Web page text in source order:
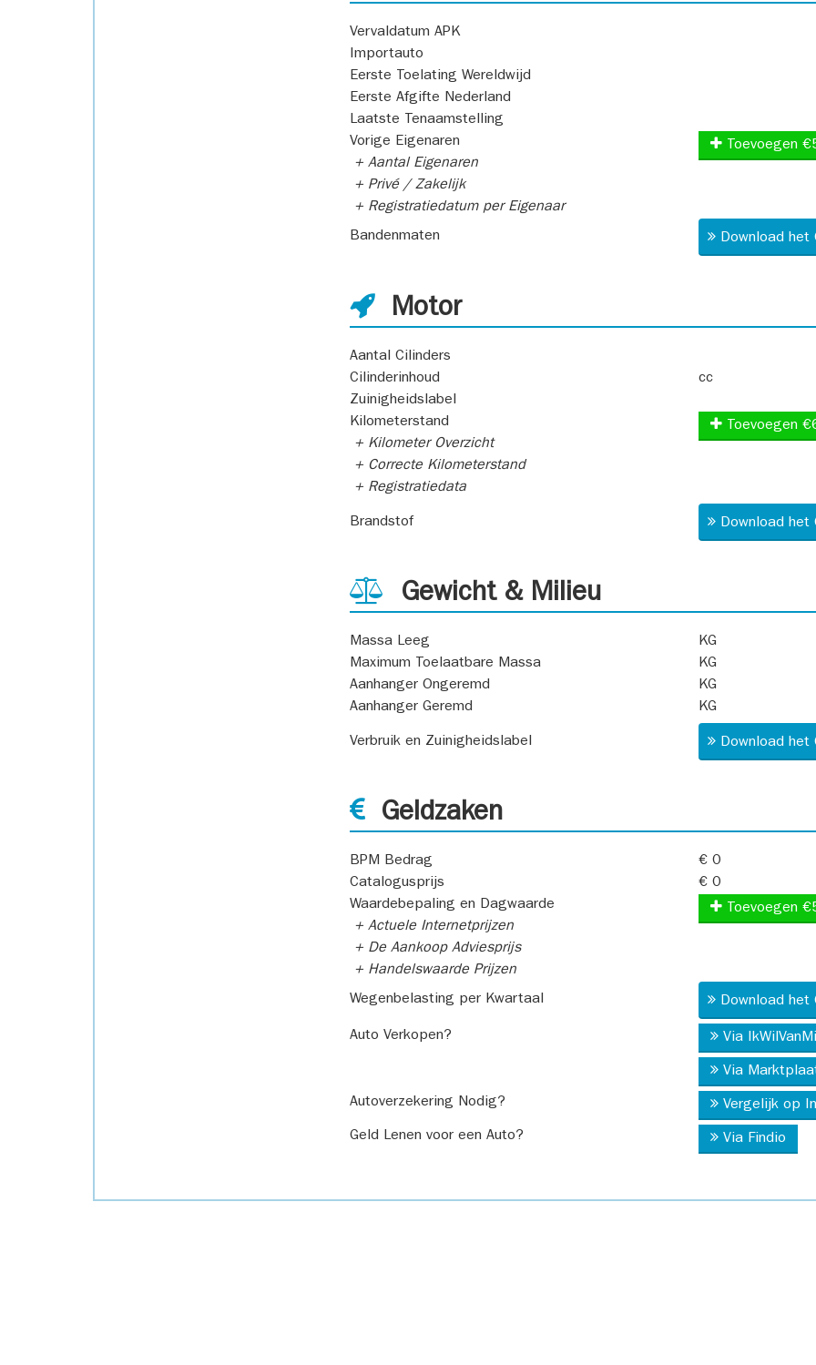
Vervaldatum APK
Importauto
Eerste Toelating Wereldwijd
Eerste Afgifte Nederland
Laatste Tenaamstelling
Vorige Eigenaren
+ Aantal Eigenaren
+ Privé / Zakelijk
+ Registratiedatum per Eigenaar
Toevoegen
Bandenmaten Download
Motor
Aantal Cilinders
Cilinderinhoud
cc
Zuinigheidslabel
Kilometerstand
+ Kilometer Overzicht
+ Correcte Kilometerstand
+ Registratiedata
Toevoegen
Brandstof Download
Gewicht & Milieu
Massa Leeg
KG
Maximum Toelaatbare Massa
KG
Aanhanger Ongeremd
KG
Aanhanger Geremd
KG
Verbruik en Zuinigheidslabel Download
Geldzaken
BPM Bedrag
€ 0
Catalogusprijs
€ 0
Waardebepaling en Dagwaarde
+ Actuele Internetprijzen
+ De Aankoop Adviesprijs
+ Handelswaarde Prijzen
Toevoegen
Wegenbelasting per Kwartaal Download
Auto Verkopen? Via
Via
Autoverzekering Nodig? Vergelijk op
Geld Lenen voor een Auto? Via Findio